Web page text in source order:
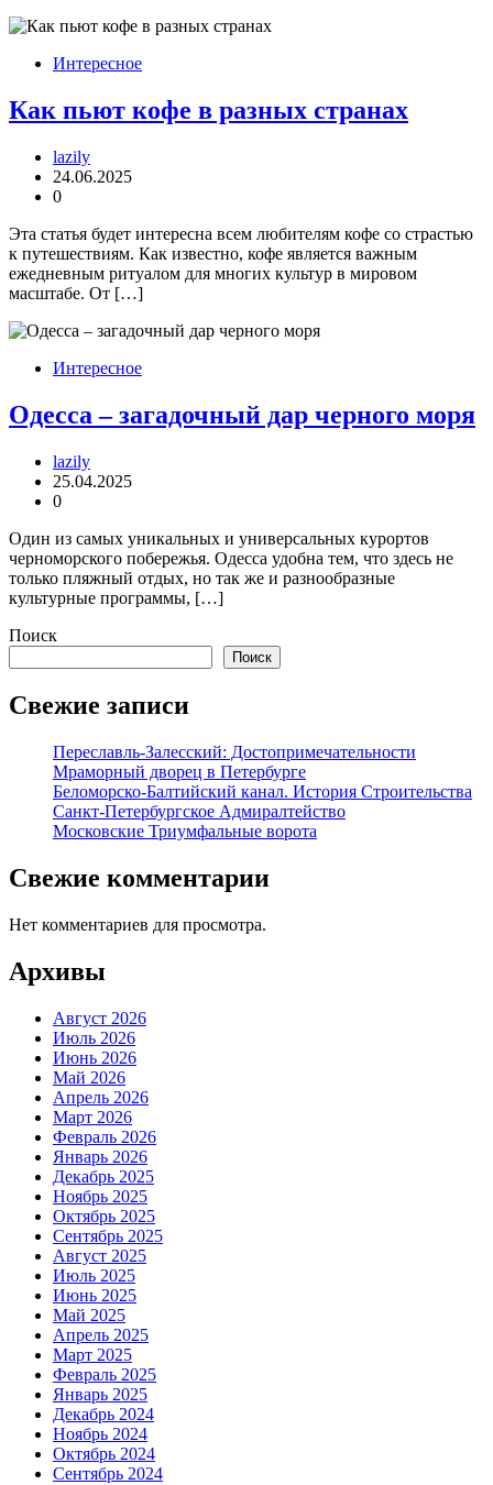
Интересное
Как пьют кофе в разных странах
lazily
24.06.2025
0
Эта статья будет интересна всем любителям кофе со страстью
к путешествиям. Как известно, кофе является важным
ежедневным ритуалом для многих культур в мировом
масштабе. От […]
Интересное
Одесса – загадочный дар черного моря
lazily
25.04.2025
0
Один из самых уникальных и универсальных курортов
черноморского побережья. Одесса удобна тем, что здесь не
только пляжный отдых, но так же и разнообразные
культурные программы, […]
Поиск
Поиск
Свежие записи
Переславль-Залесский: Достопримечательности
Мраморный дворец в Петербурге
Беломорско-Балтийский канал. История Строительства
Санкт-Петербургское Адмиралтейство
Московские Триумфальные ворота
Свежие комментарии
Нет комментариев для просмотра.
Архивы
Август 2026
Июль 2026
Июнь 2026
Май 2026
Апрель 2026
Март 2026
Февраль 2026
Январь 2026
Декабрь 2025
Ноябрь 2025
Октябрь 2025
Сентябрь 2025
Август 2025
Июль 2025
Июнь 2025
Май 2025
Апрель 2025
Март 2025
Февраль 2025
Январь 2025
Декабрь 2024
Ноябрь 2024
Октябрь 2024
Сентябрь 2024